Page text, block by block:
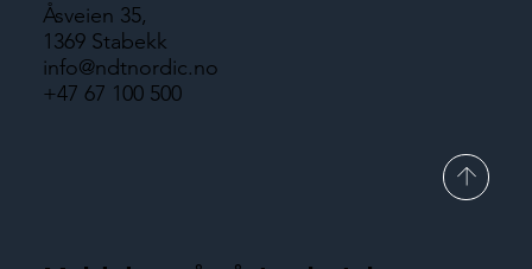
Åsveien 35,
1369 Stabekk
info@ndtnordic.no
+47 67 100 500